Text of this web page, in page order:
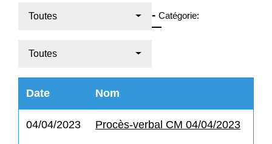
Toutes - Catégorie:
Toutes
Date Nom
04/04/2023 Procès-verbal CM 04/04/2023